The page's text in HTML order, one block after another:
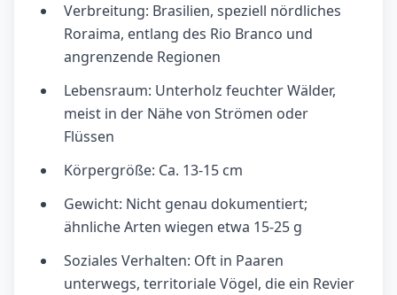
Verbreitung: Brasilien, speziell nördliches
Roraima, entlang des Rio Branco und
angrenzende Regionen
Lebensraum: Unterholz feuchter Wälder,
meist in der Nähe von Strömen oder
Flüssen
Körpergröße: Ca. 13-15 cm
Gewicht: Nicht genau dokumentiert;
ähnliche Arten wiegen etwa 15-25 g
Soziales Verhalten: Oft in Paaren
unterwegs, territoriale Vögel, die ein Revier